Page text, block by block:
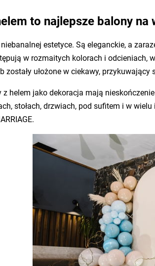
to najlepsze balony na
estetyce. Są eleganckie, a
w rozmaitych kolorach i odcieniach,
zostały ułożone w ciekawy, przykuwający
z helem jako dekoracja mają
stołach, drzwiach, pod sufitem i w